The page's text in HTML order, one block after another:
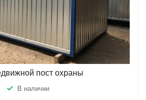
пост охраны
В наличии